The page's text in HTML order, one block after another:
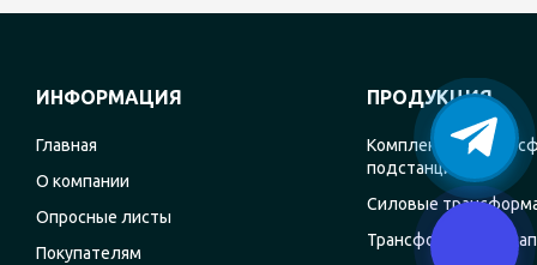
ИНФОРМАЦИЯ
Главная
О компании
Опросные листы
Покупателям
ПРОДУКЦИЯ
Комплектные
подстанции
Силовые
Трансформаторы